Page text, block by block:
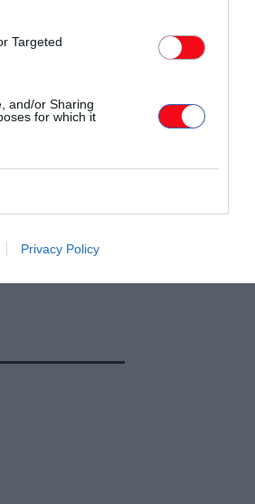
Targeted
and/or Sharing
for which it
Privacy Policy